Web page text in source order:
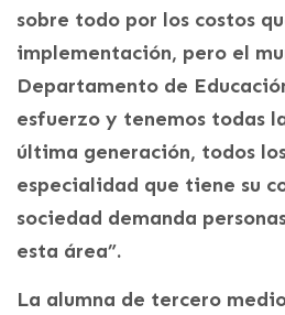
sobre todo por los costos
implementación, pero el
Departamento de
esfuerzo y tenemos todas
última generación, todos
especialidad que tiene su
sociedad demanda
esta área”.
La alumna de tercero